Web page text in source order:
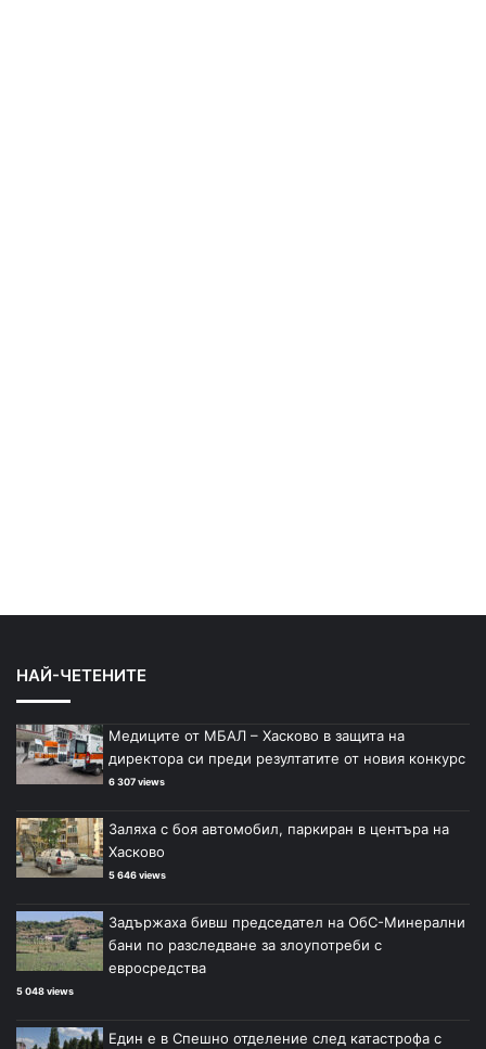
НАЙ-ЧЕТЕНИТЕ
Медиците от МБАЛ – Хасково в защита на
директора си преди резултатите от новия конкурс
6 307 views
Заляха с боя автомобил, паркиран в центъра на
Хасково
5 646 views
Задържаха бивш председател на ОбС-Минерални
бани по разследване за злоупотреби с
евросредства
5 048 views
Един е в Спешно отделение след катастрофа с